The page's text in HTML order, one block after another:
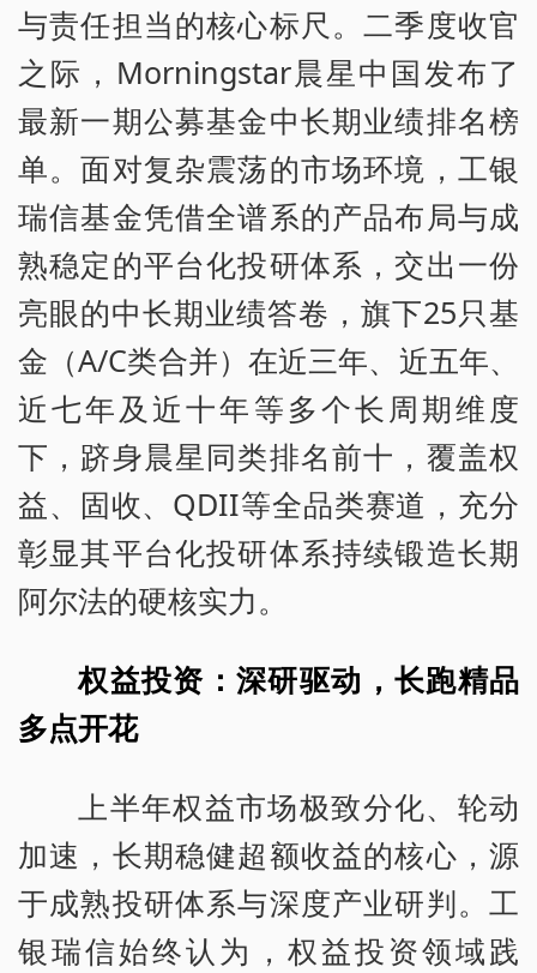
与责任担当的核心标尺。二季度收官
之际，Morningstar晨星中国发布了
最新一期公募基金中长期业绩排名榜
单。面对复杂震荡的市场环境，工银
瑞信基金凭借全谱系的产品布局与成
熟稳定的平台化投研体系，交出一份
亮眼的中长期业绩答卷，旗下25只基
金（A/C类合并）在近三年、近五年、
近七年及近十年等多个长周期维度
下，跻身晨星同类排名前十，覆盖权
益、固收、QDII等全品类赛道，充分
彰显其平台化投研体系持续锻造长期
阿尔法的硬核实力。
权益投资：深研驱动，长跑精品
多点开花
上半年权益市场极致分化、轮动
加速，长期稳健超额收益的核心，源
于成熟投研体系与深度产业研判。工
银瑞信始终认为，权益投资领域践